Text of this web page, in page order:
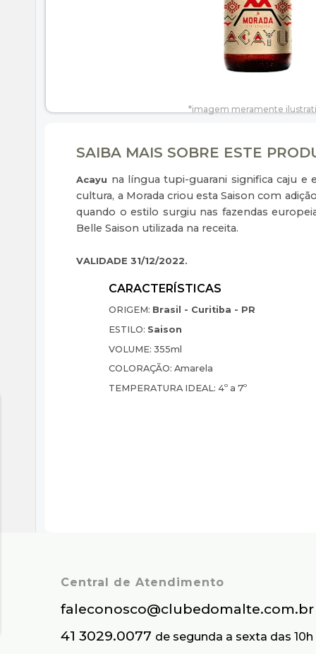
SAIBA MAIS SOBRE ESTE
Acayu na língua tupi-guarani significa caju e
cultura, a Morada criou esta Saison com
quando o estilo surgiu nas fazendas
Belle Saison utilizada na receita.
VALIDADE 31/12/2022.
ORIGEM: Brasil - Curitiba - PR
ESTILO: Saison
VOLUME: 355ml
COLORAÇÃO: Amarela
TEMPERATURA IDEAL: 4º a 7º
Central de Atendimento
faleconosco@clubedomalte.com.br
41 3029.0077 de segunda a sexta das 10h